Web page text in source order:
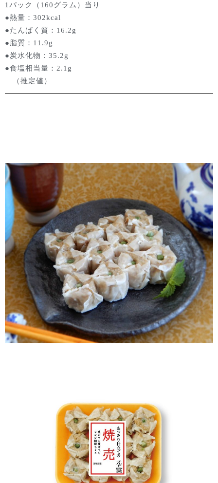
1パック（160グラム）当り
●熱量：302kcal
●たんぱく質：16.2g
●脂質：11.9g
●炭水化物：35.2g
●食塩相当量：2.1g
（推定値）